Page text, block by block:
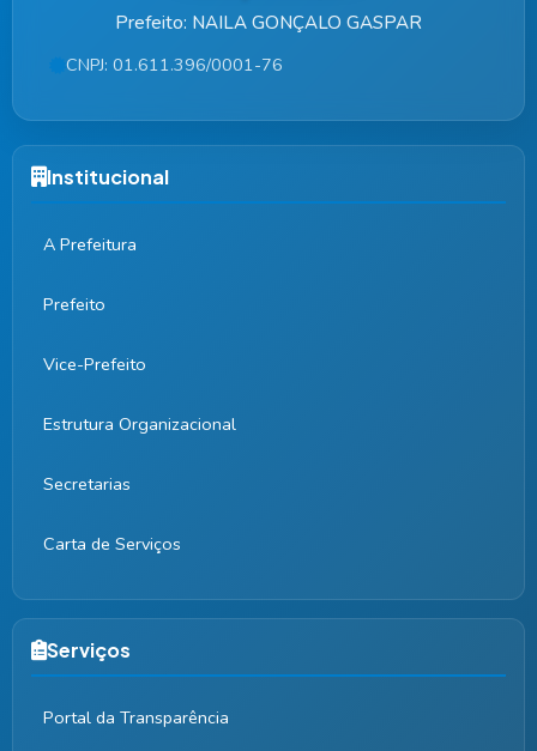
Prefeito: NAILA GONÇALO GASPAR
CNPJ: 01.611.396/0001-76
Institucional
A Prefeitura
Prefeito
Vice-Prefeito
Estrutura Organizacional
Secretarias
Carta de Serviços
Serviços
Portal da Transparência